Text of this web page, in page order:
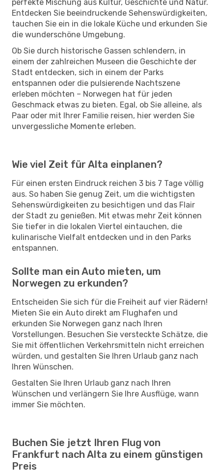
perfekte Mischung aus Kultur, Geschichte und Natur.
Entdecken Sie beeindruckende Sehenswürdigkeiten,
tauchen Sie ein in die lokale Küche und erkunden Sie
die wunderschöne Umgebung.
Ob Sie durch historische Gassen schlendern, in
einem der zahlreichen Museen die Geschichte der
Stadt entdecken, sich in einem der Parks
entspannen oder die pulsierende Nachtszene
erleben möchten – Norwegen hat für jeden
Geschmack etwas zu bieten. Egal, ob Sie alleine, als
Paar oder mit Ihrer Familie reisen, hier werden Sie
unvergessliche Momente erleben.
Wie viel Zeit für Alta einplanen?
Für einen ersten Eindruck reichen 3 bis 7 Tage völlig
aus. So haben Sie genug Zeit, um die wichtigsten
Sehenswürdigkeiten zu besichtigen und das Flair
der Stadt zu genießen. Mit etwas mehr Zeit können
Sie tiefer in die lokalen Viertel eintauchen, die
kulinarische Vielfalt entdecken und in den Parks
entspannen.
Sollte man ein Auto mieten, um
Norwegen zu erkunden?
Entscheiden Sie sich für die Freiheit auf vier Rädern!
Mieten Sie ein Auto direkt am Flughafen und
erkunden Sie Norwegen ganz nach Ihren
Vorstellungen. Besuchen Sie versteckte Schätze, die
Sie mit öffentlichen Verkehrsmitteln nicht erreichen
würden, und gestalten Sie Ihren Urlaub ganz nach
Ihren Wünschen.
Gestalten Sie Ihren Urlaub ganz nach Ihren
Wünschen und verlängern Sie Ihre Ausflüge, wann
immer Sie möchten.
Buchen Sie jetzt Ihren Flug von
Frankfurt nach Alta zu einem günstigen
Preis